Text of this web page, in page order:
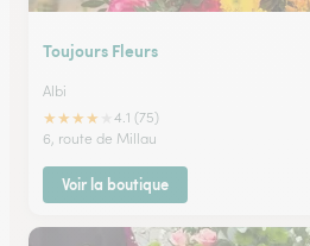
Toujours Fleurs
Albi
★★★★
4.1 (75)
6, route de Millau
Voir la boutique